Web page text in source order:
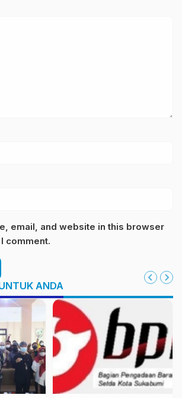
email, and website in this browser
comment.
ANDA